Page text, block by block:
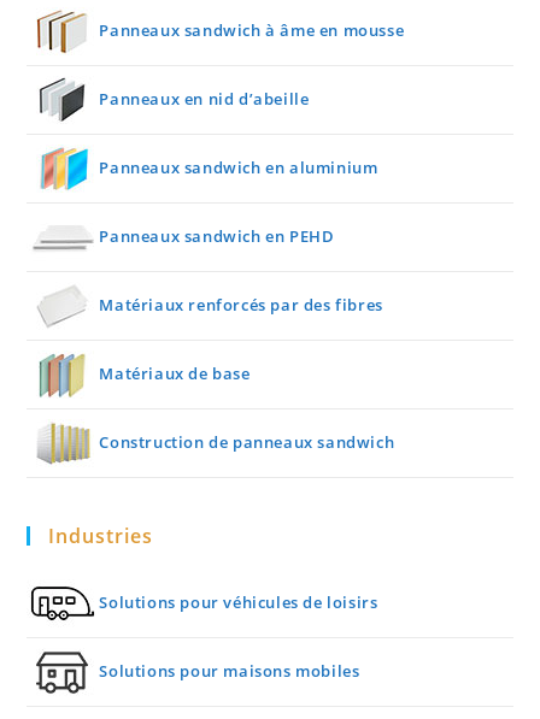
Panneaux sandwich à âme en mousse
Panneaux en nid d’abeille
Panneaux sandwich en aluminium
Panneaux sandwich en PEHD
Matériaux renforcés par des fibres
Matériaux de base
Construction de panneaux sandwich
Industries
Solutions pour véhicules de loisirs
Solutions pour maisons mobiles